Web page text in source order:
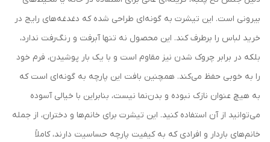
بیرونی است. این تیشرت به گونه‌ای طراحی شده که دغدغه‌های رایج در
خرید لباس را برطرف کند. این محصول نه تنها آبرفت و رنگ‌رفت ندارد،
بلکه در برابر چروک شدن نیز مقاوم است و با یک بار پوشیدن، فرم خود
را به خوبی حفظ می‌کند. همچنین بافت این پارچه به گونه‌ای است که
به هیچ عنوان نازک نبوده و بدن‌نما نیست، بنابراین با خیالی آسوده
می‌توانید از آن استفاده کنید. این تیشرت برای خانم‌ها و دختران، از جمله
خانم‌های باردار و افرادی که به کیفیت پارچه حساسیت دارند، کاملاً